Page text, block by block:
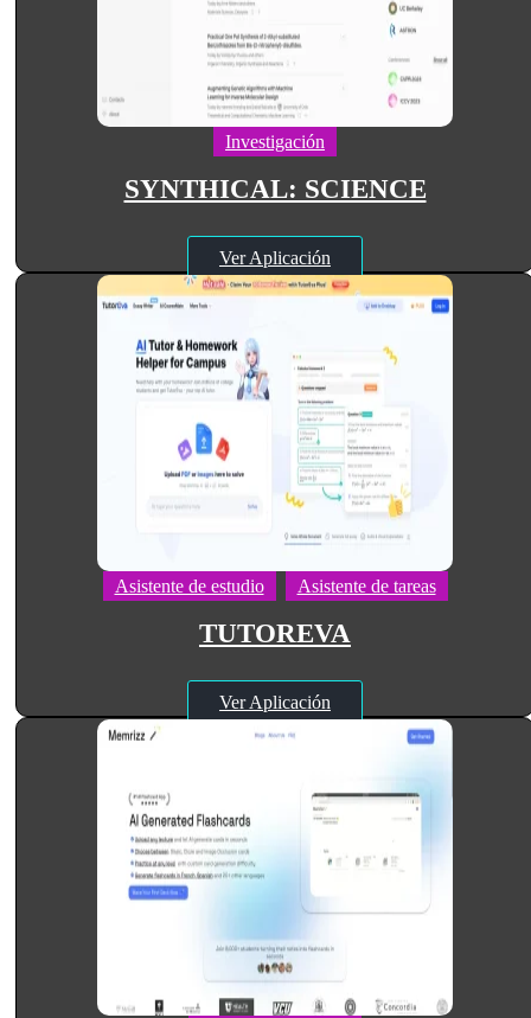
Investigación
SYNTHICAL: SCIENCE
Ver Aplicación
Asistente de estudio Asistente de tareas
TUTOREVA
Ver Aplicación